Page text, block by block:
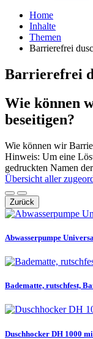
Home
Inhalte
Themen
Barrierefrei
Barrierefrei
Wie können
beseitigen?
Wie können wir
Hinweis: Um eine
gedruckten Namen
Übersicht aller
Zurück
Abwasserpumpe
Badematte, rutschfest,
Duschhocker DH 1000